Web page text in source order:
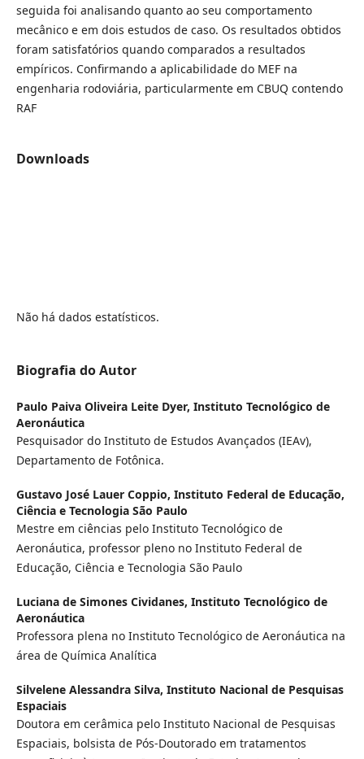
seguida foi analisando quanto ao seu comportamento
mecânico e em dois estudos de caso. Os resultados obtidos
foram satisfatórios quando comparados a resultados
empíricos. Confirmando a aplicabilidade do MEF na
engenharia rodoviária, particularmente em CBUQ contendo
RAF
Downloads
Não há dados estatísticos.
Biografia do Autor
Paulo Paiva Oliveira Leite Dyer, Instituto Tecnológico de
Aeronáutica
Pesquisador do Instituto de Estudos Avançados (IEAv),
Departamento de Fotônica.
Gustavo José Lauer Coppio, Instituto Federal de Educação,
Ciência e Tecnologia São Paulo
Mestre em ciências pelo Instituto Tecnológico de
Aeronáutica, professor pleno no Instituto Federal de
Educação, Ciência e Tecnologia São Paulo
Luciana de Simones Cividanes, Instituto Tecnológico de
Aeronáutica
Professora plena no Instituto Tecnológico de Aeronáutica na
área de Química Analítica
Silvelene Alessandra Silva, Instituto Nacional de Pesquisas
Espaciais
Doutora em cerâmica pelo Instituto Nacional de Pesquisas
Espaciais, bolsista de Pós-Doutorado em tratamentos